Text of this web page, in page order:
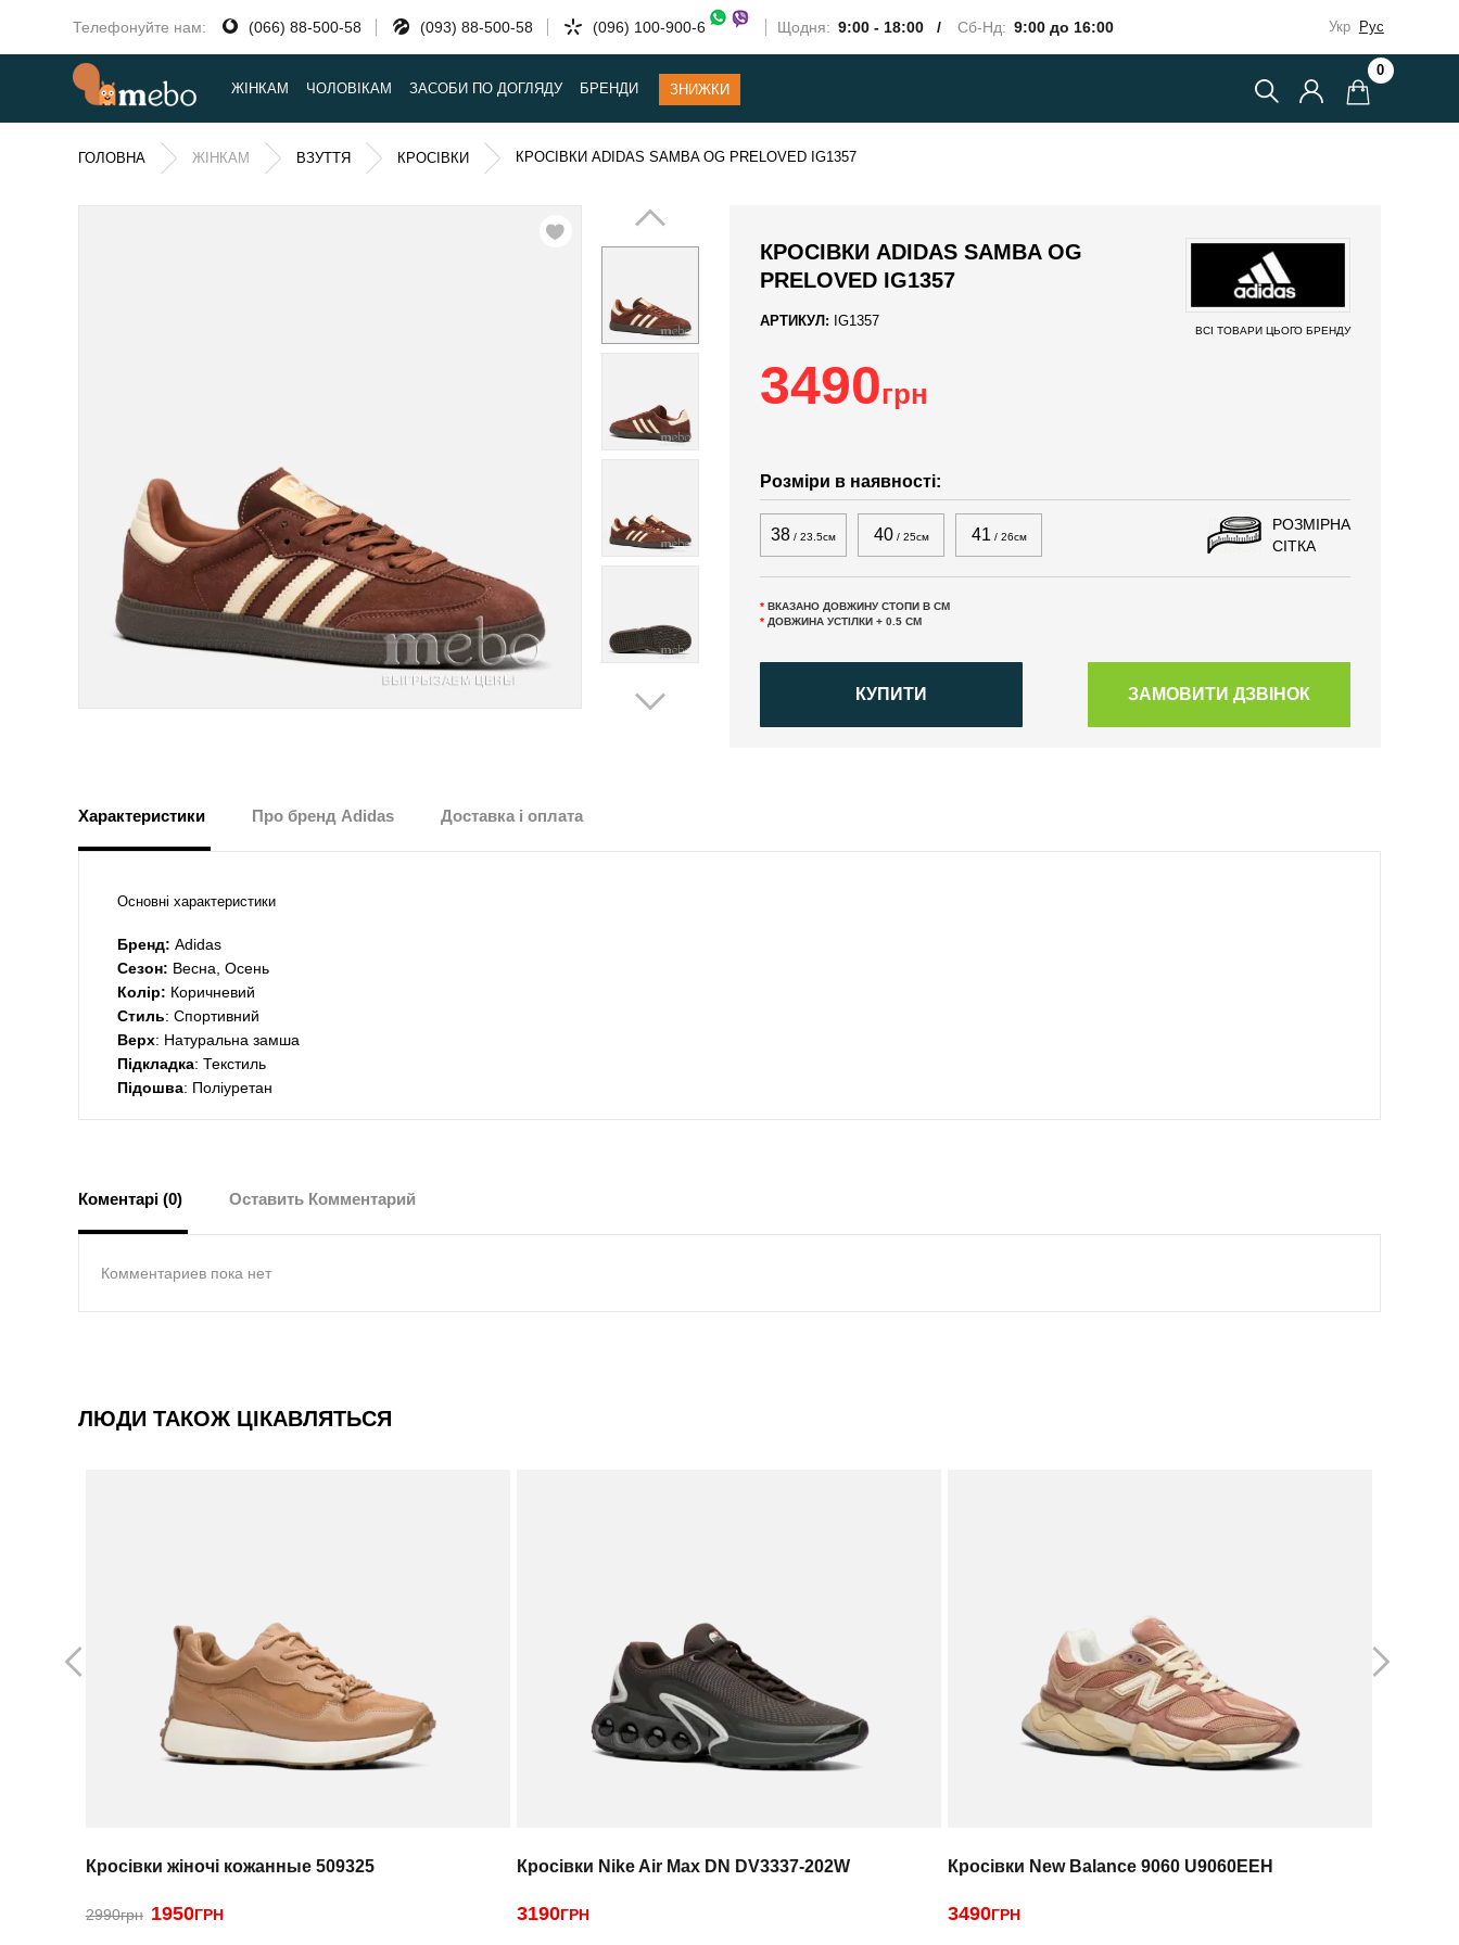
Телефонуйте нам: (066) 88-500-58 (093) 88-500-58 (096) 100-900-6 Щодня: 9:00 - 18:00 / Сб-Нд: 9:00 до 16:00 Укр Рус
ЖІНКАМ ЧОЛОВІКАМ ЗАСОБИ ПО ДОГЛЯДУ БРЕНДИ ЗНИЖКИ
0
ГОЛОВНА ЖІНКАМ ВЗУТТЯ КРОСІВКИ КРОСІВКИ ADIDAS SAMBA OG PRELOVED IG1357
КРОСІВКИ ADIDAS SAMBA OG
PRELOVED IG1357
АРТИКУЛ: IG1357
ВСІ ТОВАРИ ЦЬОГО БРЕНДУ
3490грн
Розміри в наявності:
38 / 23.5см 40/ 25см 41 / 26см
РОЗМІРНА
СІТКА
* ВКАЗАНО ДОВЖИНУ СТОПИ В СМ
* ДОВЖИНА УСТІЛКИ + 0.5 СМ
КУПИТИ
Характеристики Про бренд Adidas Доставка і оплата
Основні характеристики
Бренд: Adidas
Сезон: Весна, Осень
Колір: Коричневий
Стиль: Спортивний
Верх: Натуральна замша
Підкладка: Текстиль
Підошва: Поліуретан
Коментарі (0) Оставить Комментарий
Комментариев пока нет
ЛЮДИ ТАКОЖ ЦІКАВЛЯТЬСЯ
Кросівки жіночі кожанные 509325
2990грн 1950ГРН
Кросівки Nike Air Max DN DV3337-202W
3190ГРН
Кросівки New Balance 9060 U9060EEH
3490ГРН